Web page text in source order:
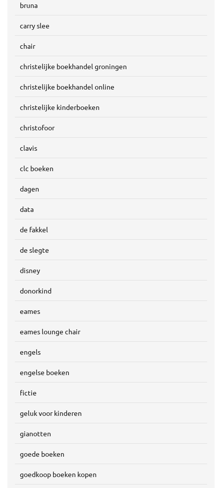
bruna
carry slee
chair
christelijke boekhandel groningen
christelijke boekhandel online
christelijke kinderboeken
christofoor
clavis
clc boeken
dagen
data
de fakkel
de slegte
disney
donorkind
eames
eames lounge chair
engels
engelse boeken
fictie
geluk voor kinderen
gianotten
goede boeken
goedkoop boeken kopen